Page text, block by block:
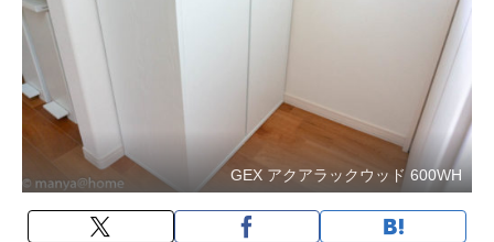
GEX アクアラックウッド 600WH